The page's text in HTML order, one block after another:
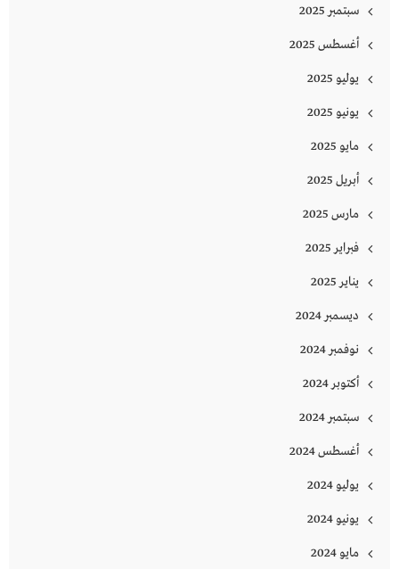
سبتمبر 2025
أغسطس 2025
يوليو 2025
يونيو 2025
مايو 2025
أبريل 2025
مارس 2025
فبراير 2025
يناير 2025
ديسمبر 2024
نوفمبر 2024
أكتوبر 2024
سبتمبر 2024
أغسطس 2024
يوليو 2024
يونيو 2024
مايو 2024